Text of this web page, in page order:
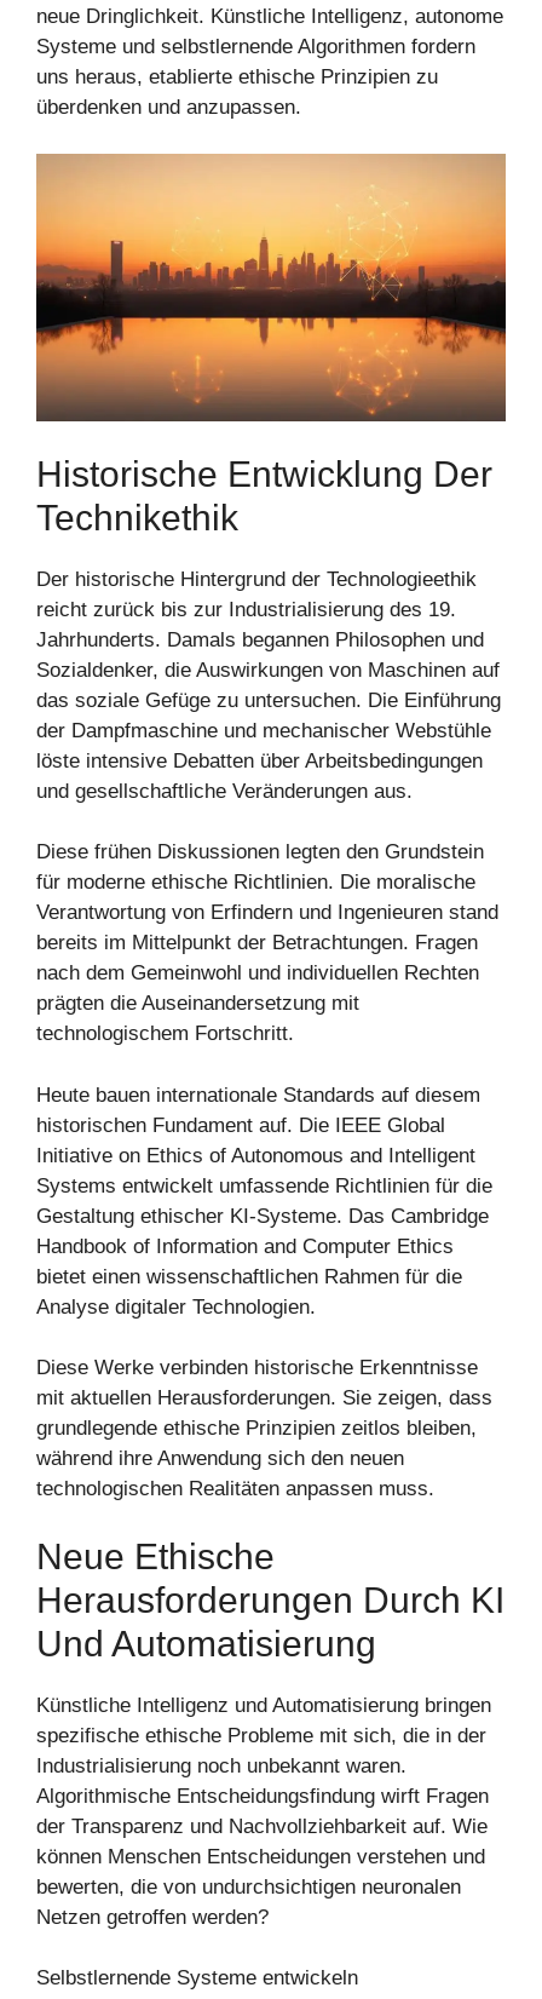
neue Dringlichkeit. Künstliche Intelligenz, autonome
Systeme und selbstlernende Algorithmen fordern
uns heraus, etablierte ethische Prinzipien zu
überdenken und anzupassen.
Historische Entwicklung Der
Technikethik
Der historische Hintergrund der Technologieethik
reicht zurück bis zur Industrialisierung des 19.
Jahrhunderts. Damals begannen Philosophen und
Sozialdenker, die Auswirkungen von Maschinen auf
das soziale Gefüge zu untersuchen. Die Einführung
der Dampfmaschine und mechanischer Webstühle
löste intensive Debatten über Arbeitsbedingungen
und gesellschaftliche Veränderungen aus.
Diese frühen Diskussionen legten den Grundstein
für moderne ethische Richtlinien. Die moralische
Verantwortung von Erfindern und Ingenieuren stand
bereits im Mittelpunkt der Betrachtungen. Fragen
nach dem Gemeinwohl und individuellen Rechten
prägten die Auseinandersetzung mit
technologischem Fortschritt.
Heute bauen internationale Standards auf diesem
historischen Fundament auf. Die IEEE Global
Initiative on Ethics of Autonomous and Intelligent
Systems entwickelt umfassende Richtlinien für die
Gestaltung ethischer KI-Systeme. Das Cambridge
Handbook of Information and Computer Ethics
bietet einen wissenschaftlichen Rahmen für die
Analyse digitaler Technologien.
Diese Werke verbinden historische Erkenntnisse
mit aktuellen Herausforderungen. Sie zeigen, dass
grundlegende ethische Prinzipien zeitlos bleiben,
während ihre Anwendung sich den neuen
technologischen Realitäten anpassen muss.
Neue Ethische
Herausforderungen Durch KI
Und Automatisierung
Künstliche Intelligenz und Automatisierung bringen
spezifische ethische Probleme mit sich, die in der
Industrialisierung noch unbekannt waren.
Algorithmische Entscheidungsfindung wirft Fragen
der Transparenz und Nachvollziehbarkeit auf. Wie
können Menschen Entscheidungen verstehen und
bewerten, die von undurchsichtigen neuronalen
Netzen getroffen werden?
Selbstlernende Systeme entwickeln